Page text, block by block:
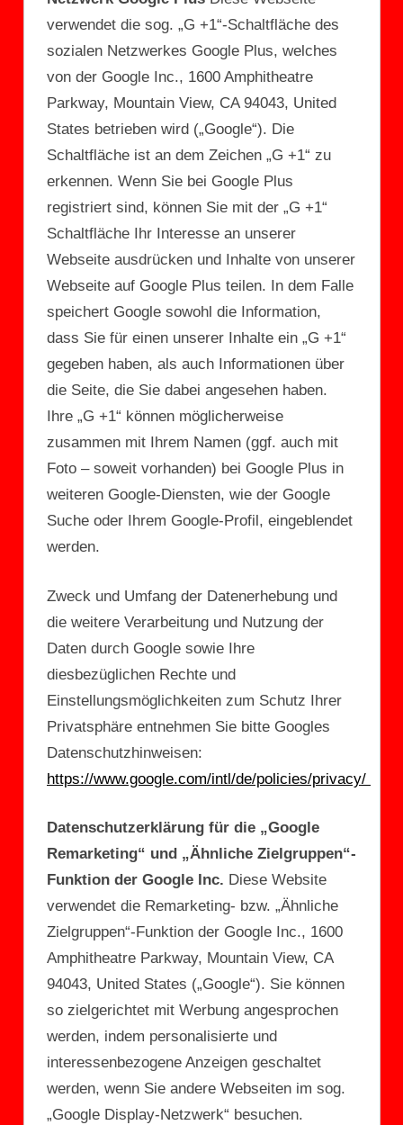
verwendet die sog. „G +1“-Schaltfläche des
sozialen Netzwerkes Google Plus, welches
von der Google Inc., 1600 Amphitheatre
Parkway, Mountain View, CA 94043, United
States betrieben wird („Google“). Die
Schaltfläche ist an dem Zeichen „G +1“ zu
erkennen. Wenn Sie bei Google Plus
registriert sind, können Sie mit der „G +1“
Schaltfläche Ihr Interesse an unserer
Webseite ausdrücken und Inhalte von unserer
Webseite auf Google Plus teilen. In dem Falle
speichert Google sowohl die Information,
dass Sie für einen unserer Inhalte ein „G +1“
gegeben haben, als auch Informationen über
die Seite, die Sie dabei angesehen haben.
Ihre „G +1“ können möglicherweise
zusammen mit Ihrem Namen (ggf. auch mit
Foto – soweit vorhanden) bei Google Plus in
weiteren Google-Diensten, wie der Google
Suche oder Ihrem Google-Profil, eingeblendet
werden.
Zweck und Umfang der Datenerhebung und
die weitere Verarbeitung und Nutzung der
Daten durch Google sowie Ihre
diesbezüglichen Rechte und
Einstellungsmöglichkeiten zum Schutz Ihrer
Privatsphäre entnehmen Sie bitte Googles
Datenschutzhinweisen:
https://www.google.com/intl/de/policies/privacy/
Datenschutzerklärung für die „Google
Remarketing“ und „Ähnliche Zielgruppen“-
Funktion der Google Inc. Diese Website
verwendet die Remarketing- bzw. „Ähnliche
Zielgruppen“-Funktion der Google Inc., 1600
Amphitheatre Parkway, Mountain View, CA
94043, United States („Google“). Sie können
so zielgerichtet mit Werbung angesprochen
werden, indem personalisierte und
interessenbezogene Anzeigen geschaltet
werden, wenn Sie andere Webseiten im sog.
„Google Display-Netzwerk“ besuchen.